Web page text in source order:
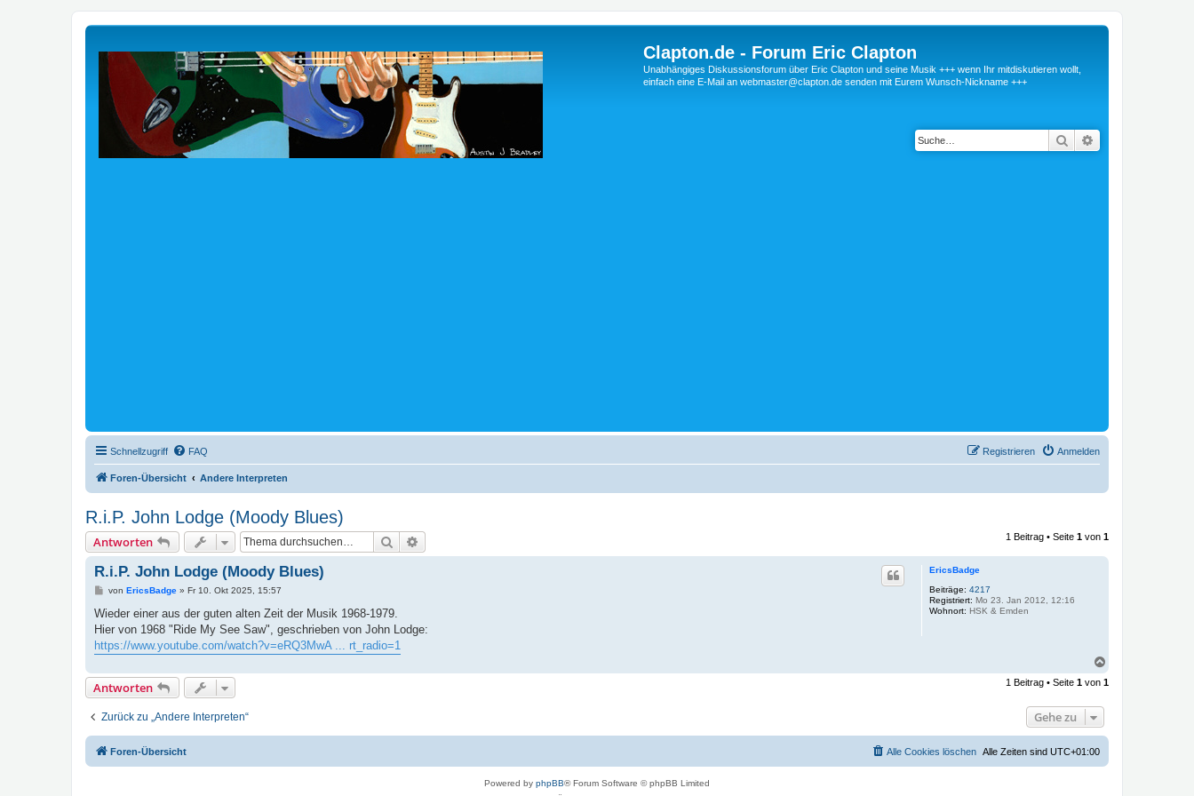
Clapton.de - Forum Eric Clapton
Unabhängiges Diskussionsforum über Eric Clapton und seine Musik +++ wenn Ihr mitdiskutieren wollt,
einfach eine E-Mail an webmaster@clapton.de senden mit Eurem Wunsch-Nickname +++
Suche
Schnellzugriff FAQ Anmelden
Registrieren
Foren-Übersicht Andere Interpreten
R.i.P. John Lodge (Moody Blues)
Antworten Suche 1 Beitrag • Seite 1 von 1
EricsBadge
Beiträge: 4217
Registriert: Mo 23. Jan 2012, 12:16
Wohnort: HSK & Emden
R.i.P. John Lodge (Moody Blues)
B
i
r
a
g
von EricsBadge» Fr 10. Okt 2025, 15:57
Wieder einer aus der guten alten Zeit der Musik 1968-1979.
Hier von 1968 "Ride My See Saw", geschrieben von John Lodge:
https://www.youtube.com/watch?v=eRQ3MwA ... rt_radio=1
c
Antworten 1 Beitrag • Seite 1 von 1
Zurück zu „Andere Interpreten“ Gehe zu
Foren-Übersicht Alle Zeiten sind UTC+01:00
Alle Cookies löschen
Powered by phpBB® Forum Software © phpBB Limited